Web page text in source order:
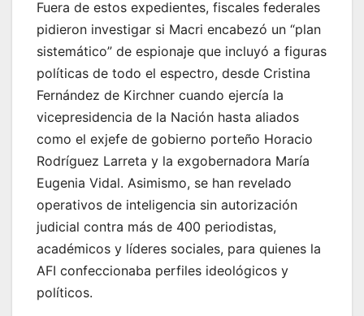
Fuera de estos expedientes, fiscales federales
pidieron investigar si Macri encabezó un “plan
sistemático” de espionaje que incluyó a figuras
políticas de todo el espectro, desde Cristina
Fernández de Kirchner cuando ejercía la
vicepresidencia de la Nación hasta aliados
como el exjefe de gobierno porteño Horacio
Rodríguez Larreta y la exgobernadora María
Eugenia Vidal. Asimismo, se han revelado
operativos de inteligencia sin autorización
judicial contra más de 400 periodistas,
académicos y líderes sociales, para quienes la
AFI confeccionaba perfiles ideológicos y
políticos.